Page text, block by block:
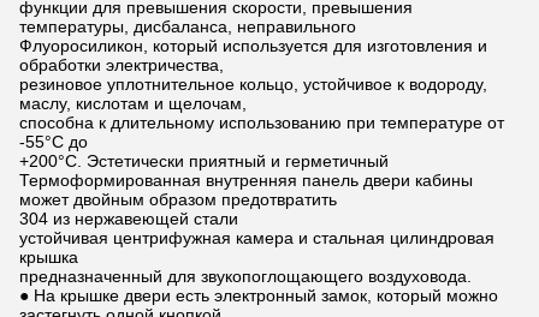
функции для превышения скорости, превышения
температуры, дисбаланса, неправильного
Флуоросиликон, который используется для изготовления и
обработки электричества,
резиновое уплотнительное кольцо, устойчивое к водороду,
маслу, кислотам и щелочам,
способна к длительному использованию при температуре от
-55°C до
+200°C. Эстетически приятный и герметичный
Термоформированная внутренняя панель двери кабины
может двойным образом предотвратить
304 из нержавеющей стали
устойчивая центрифужная камера и стальная цилиндровая
крышка
предназначенный для звукопоглощающего воздуховода.
● На крышке двери есть электронный замок, который можно